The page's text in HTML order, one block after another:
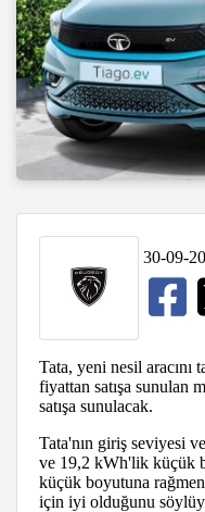
30-09-
Tata, yeni nesil aracını
fiyattan satışa sunulan
satışa sunulacak.
Tata'nın giriş seviyesi
ve 19,2 kWh'lik küçük
küçük boyutuna
için iyi olduğunu